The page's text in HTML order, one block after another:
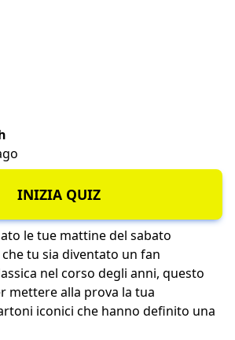
INIZIA QUIZ
le tue mattine del sabato
tu sia diventato un fan
nel corso degli anni, questo
mettere alla prova la tua
iconici che hanno definito una